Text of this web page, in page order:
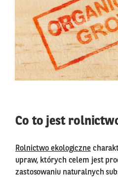
Co to jest
Rolnictwo ekologiczne
upraw, których celem jest
zastosowaniu naturalnych